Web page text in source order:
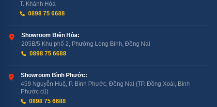
độc lập → Điều chỉnh nhiệt độ và độ ẩm riêng từng ngăn
hơn) → Không lẫn mùi giữa 2 ngăn.
2 — SpaceMax™: Vách Cách Nhiệt
Mỏng Hơn = Thêm ~20 Lít Không Gian
Bên Trong
Samsung dùng vật liệu cách nhiệt mật độ cao cho phép
T. Khánh Hòa
0898 75 6688
Showroom Biên Hòa:
205B/5 Khu phố 2, Phường Long Bình, Đồng Nai
0898 75 6688
Showroom Bình Phước:
459 Nguyễn Huệ, P. Bình Phước, Đồng Nai (TP. Đồng Xoài, Bình
Phước cũ)
0898 75 6688